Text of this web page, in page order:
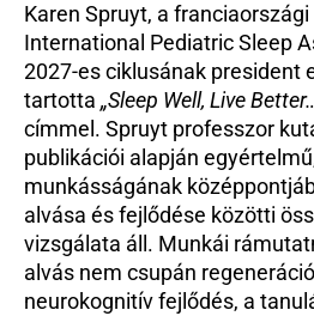
Karen Spruyt, a
International Pediatric Sleep
2027-es ciklusának president
tartotta „Sleep Well, Live
címmel. Spruyt professzor
publikációi alapján
munkásságának
alvása és fejlődése közötti
vizsgálata áll. Munkái
alvás nem csupán
neurokognitív fejlődés, a